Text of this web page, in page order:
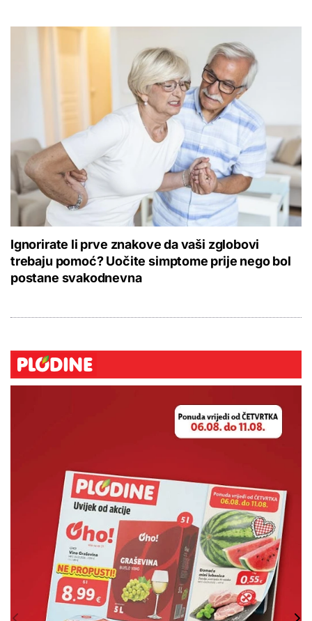
Ignorirate li prve znakove da vaši zglobovi
trebaju pomoć? Uočite simptome prije nego bol
postane svakodnevna